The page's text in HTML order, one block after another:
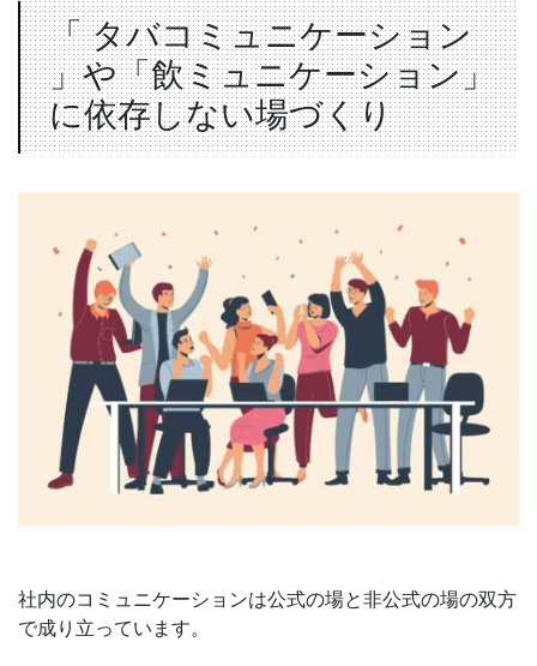
「 タバコミュニケーション
」や「飲ミュニケーション」
に依存しない場づくり
社内のコミュニケーションは公式の場と非公式の場の双方
で成り立っています。